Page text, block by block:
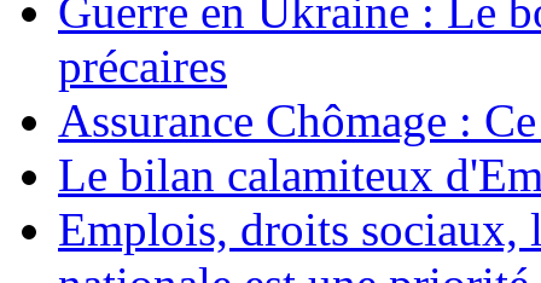
Guerre en Ukraine : Le
précaires
Assurance Chômage :
Le bilan calamiteux
Emplois, droits sociaux,